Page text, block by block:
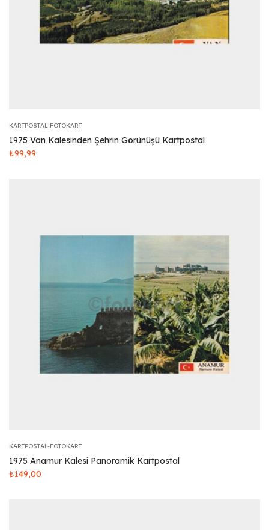
KARTPOSTAL-FOTOKART
1975 Van Kalesinden Şehrin Görünüşü Kartpostal
₺99,99
KARTPOSTAL-FOTOKART
1975 Anamur Kalesi Panoramik Kartpostal
₺149,00